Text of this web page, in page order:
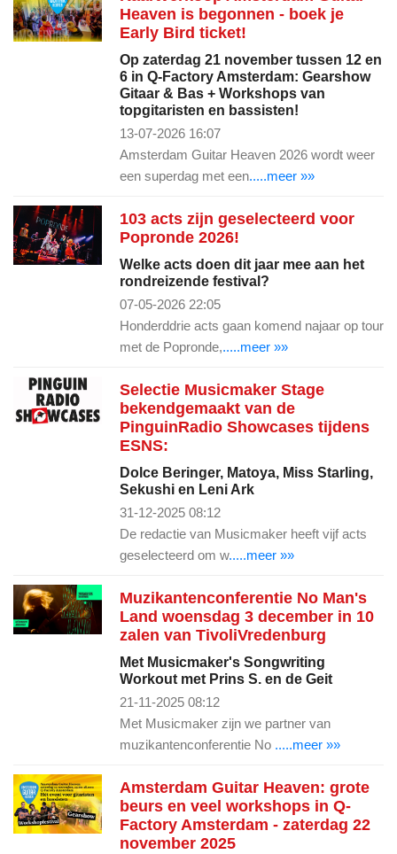
Heaven is begonnen - boek je
Early Bird ticket!
Op zaterdag 21 november tussen 12 en
6 in Q-Factory Amsterdam: Gearshow
Gitaar & Bas + Workshops van
topgitaristen en bassisten!
13-07-2026 16:07
Amsterdam Guitar Heaven 2026 wordt weer
een superdag met een.....meer »»
103 acts zijn geselecteerd voor
Popronde 2026!
Welke acts doen dit jaar mee aan het
rondreizende festival?
07-05-2026 22:05
Honderddrie acts gaan komend najaar op tour
met de Popronde,.....meer »»
Selectie Musicmaker Stage
bekendgemaakt van de
PinguinRadio Showcases tijdens
ESNS:
Dolce Beringer, Matoya, Miss Starling,
Sekushi en Leni Ark
31-12-2025 08:12
De redactie van Musicmaker heeft vijf acts
geselecteerd om w.....meer »»
Muzikantenconferentie No Man's
Land woensdag 3 december in 10
zalen van TivoliVredenburg
Met Musicmaker's Songwriting
Workout met Prins S. en de Geit
21-11-2025 08:12
Met Musicmaker zijn we partner van
muzikantenconferentie No .....meer »»
Amsterdam Guitar Heaven: grote
beurs en veel workshops in Q-
Factory Amsterdam - zaterdag 22
november 2025